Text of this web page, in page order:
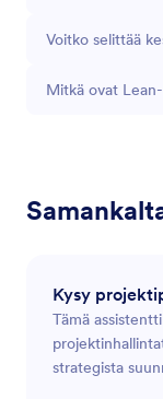
Voitko selittää
Mitkä ovat
Kysy
Tämä
strategista